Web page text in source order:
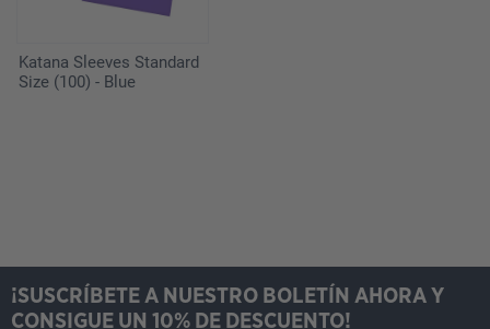
Katana Sleeves Standard
Size (100) - Blue
¡SUSCRÍBETE A NUESTRO BOLETÍN AHORA Y
CONSIGUE UN 10% DE DESCUENTO!